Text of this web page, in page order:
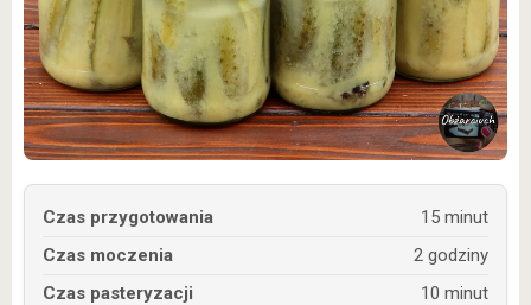
Czas przygotowania
15 minut
Czas moczenia
2 godziny
Czas pasteryzacji
10 minut